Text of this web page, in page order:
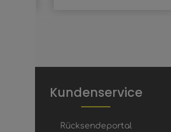
Kundenservice
Rücksendeportal